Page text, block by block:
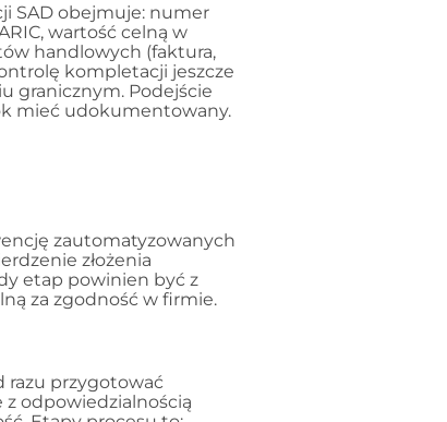
SAD obejmuje: numer
wartość celną w
handlowych (faktura,
kompletacji jeszcze
granicznym. Podejście
mieć udokumentowany.
zautomatyzowanych
złożenia
etap powinien być z
za zgodność w firmie.
razu przygotować
odpowiedzialnością